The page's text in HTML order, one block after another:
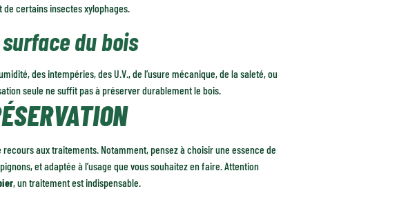
de certains insectes xylophages.
du bois
des intempéries, des U.V., de l’usure mécanique, de la saleté, ou
seule ne suffit pas à préserver durablement le bois.
aux traitements. Notamment, pensez à choisir une essence de
et adaptée à l’usage que vous souhaitez en faire. Attention
, un traitement est indispensable.